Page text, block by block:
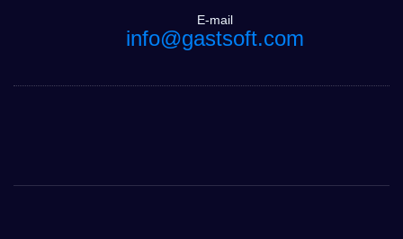
E-mail
info@gastsoft.com